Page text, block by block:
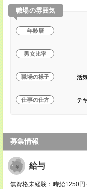
職場の雰囲気
年齢層
男女比率
職場の様子 活
仕事の仕方 テ
募集情報
給与
無資格未経験：時給1250